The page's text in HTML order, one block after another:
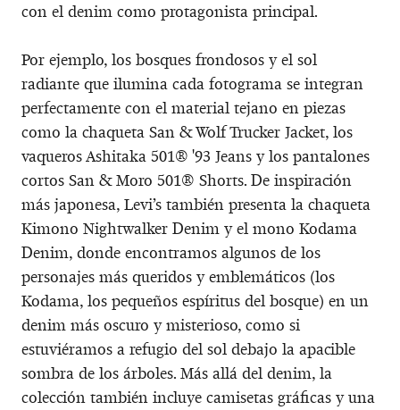
con el denim como protagonista principal.
Por ejemplo, los bosques frondosos y el sol
radiante que ilumina cada fotograma se integran
perfectamente con el material tejano en piezas
como la chaqueta San & Wolf Trucker Jacket, los
vaqueros Ashitaka 501® '93 Jeans y los pantalones
cortos San & Moro 501® Shorts. De inspiración
más japonesa, Levi’s también presenta la chaqueta
Kimono Nightwalker Denim y el mono Kodama
Denim, donde encontramos algunos de los
personajes más queridos y emblemáticos (los
Kodama, los pequeños espíritus del bosque) en un
denim más oscuro y misterioso, como si
estuviéramos a refugio del sol debajo la apacible
sombra de los árboles. Más allá del denim, la
colección también incluye camisetas gráficas y una